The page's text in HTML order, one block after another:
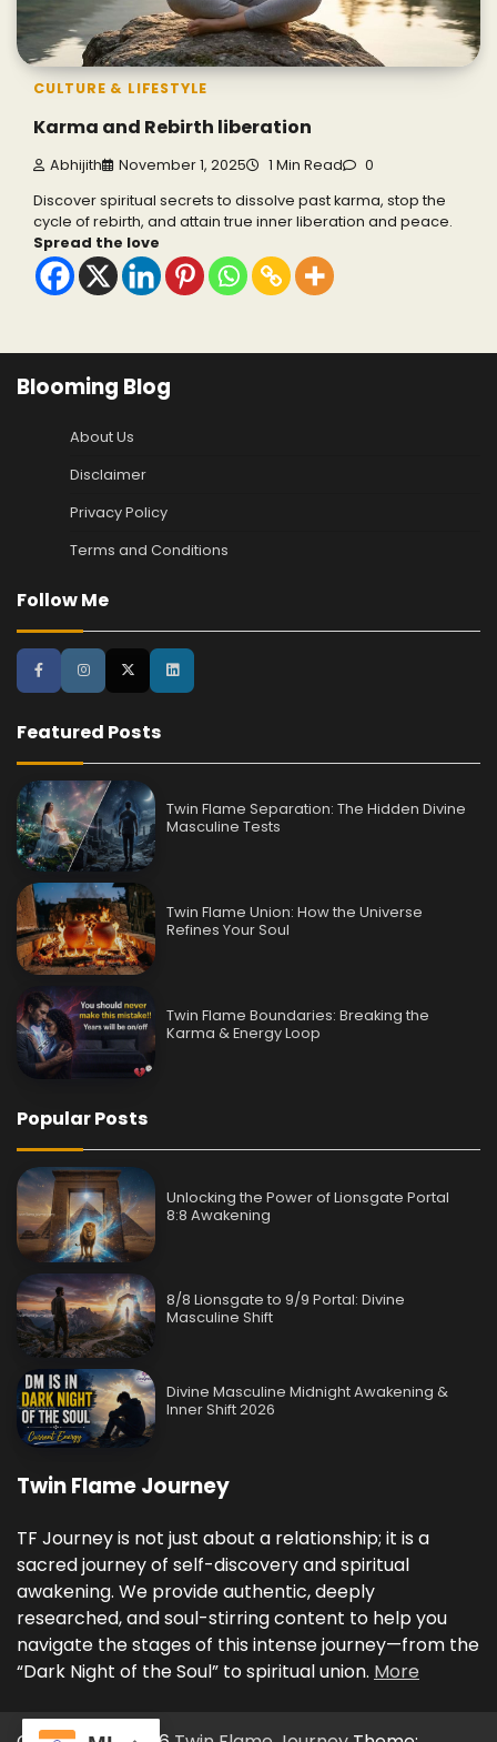
CULTURE & LIFESTYLE
Karma and Rebirth liberation
Abhijith November 1, 2025 1 Min Read 0
Discover spiritual secrets to dissolve past karma, stop the
cycle of rebirth, and attain true inner liberation and peace.
Spread the love
Blooming Blog
About Us
Disclaimer
Privacy Policy
Terms and Conditions
Follow Me
Featured Posts
Twin Flame Separation: The Hidden Divine
Masculine Tests
Twin Flame Union: How the Universe
Refines Your Soul
Twin Flame Boundaries: Breaking the
Karma & Energy Loop
Popular Posts
Unlocking the Power of Lionsgate Portal
8:8 Awakening
8/8 Lionsgate to 9/9 Portal: Divine
Masculine Shift
Divine Masculine Midnight Awakening &
Inner Shift 2026
Twin Flame Journey
TF Journey is not just about a relationship; it is a
sacred journey of self-discovery and spiritual
awakening. We provide authentic, deeply
researched, and soul-stirring content to help you
navigate the stages of this intense journey—from the
“Dark Night of the Soul” to spiritual union. More